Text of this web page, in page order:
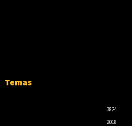
Temas
3824
2018